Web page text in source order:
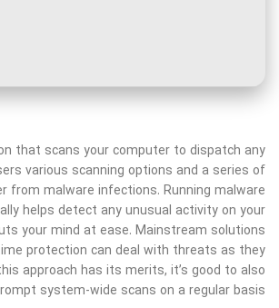
that scans your computer to dispatch any
various scanning options and a series of
from malware infections. Running malware
helps detect any unusual activity on your
your mind at ease. Mainstream solutions
protection can deal with threats as they
approach has its merits, it’s good to also
system-wide scans on a regular basis.